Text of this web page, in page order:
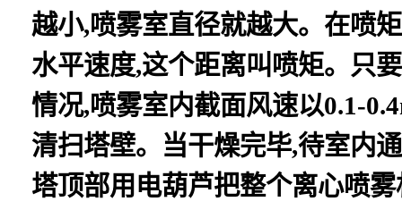
越小,喷雾室直径就越大。在喷
水平速度,这个距离叫喷矩。只
情况,喷雾室内截面风速以0.1-
清扫塔壁。当干燥完毕,待室内
塔顶部用电葫芦把整个离心喷